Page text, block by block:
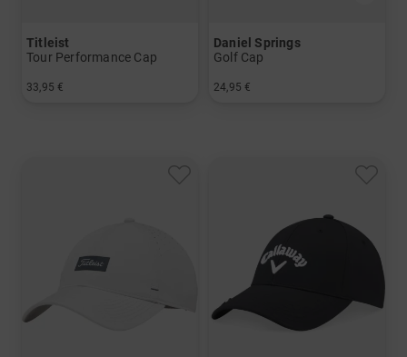
Titleist
Tour Performance Cap
33,95 €
Daniel Springs
Golf Cap
24,95 €